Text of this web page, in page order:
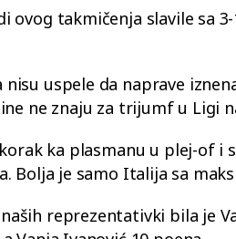
ovog takmičenja slavile sa 3-
uspele da naprave
ne znaju za trijumf u Ligi
ka plasmanu u plej-of i
Bolja je samo Italija sa
reprezentativki bila je